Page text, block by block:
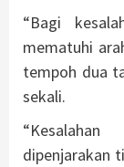
“Bagi
mematuhi
tempoh dua
sekali.
dipenjarakan